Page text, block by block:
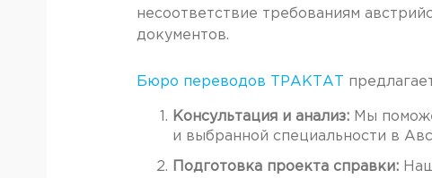
несоответствие требованиям
документов.
Бюро переводов ТРАКТАТ
Консультация и анализ: Мы
и выбранной специальности в
Подготовка проекта справки: